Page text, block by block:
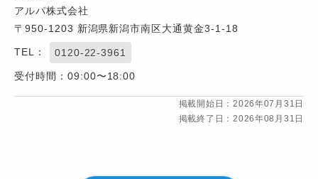
アルパ株式会社
〒950-1203 新潟県新潟市南区大通黄金3-1-18
TEL： 0120-22-3961
受付時間：09:00〜18:00
掲載開始日：2026年07月31日
掲載終了日：2026年08月31日